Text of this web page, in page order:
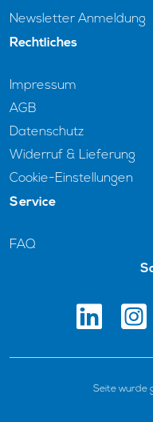
Newsletter Anmeldung
Rechtliches
Impressum
AGB
Datenschutz
Widerruf & Lieferung
Cookie-Einstellungen
Service
FAQ
Seite wurde